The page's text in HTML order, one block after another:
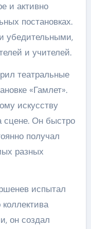
и активно
постановках.
убедительными,
и учителей.
театральные
«Гамлет».
искусству
сцене. Он быстро
получал
разных
испытал
он создал